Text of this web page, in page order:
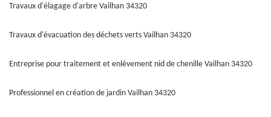
Travaux d'élagage d'arbre Vailhan 34320
Travaux d'évacuation des déchets verts Vailhan 34320
Entreprise pour traitement et enlèvement nid de chenille Vailhan 34320
Professionnel en création de jardin Vailhan 34320